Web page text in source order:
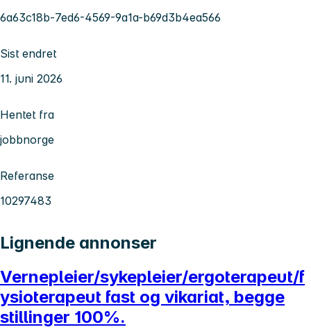
6a63c18b-7ed6-4569-9a1a-b69d3b4ea566
Sist endret
11. juni 2026
Hentet fra
jobbnorge
Referanse
10297483
Lignende annonser
Vernepleier/sykepleier/ergoterapeut/f
ysioterapeut fast og vikariat, begge
stillinger 100%.